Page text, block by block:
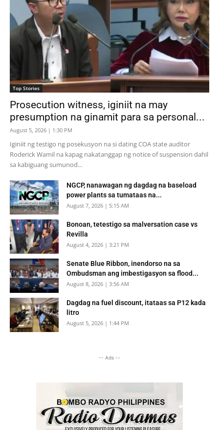
Top Stories
Prosecution witness, iginiit na may
presumption na ginamit para sa personal...
August 5, 2026 | 1:30 PM
Iginiit ng testigo ng posekusyon na si dating COA state auditor
Roderick Wamil na kapag nakatanggap ng notice of suspension dahil
sa kabiguang sumunod...
NGCP, nanawagan ng dagdag na baseload
power plants sa tumataas na...
August 7, 2026 | 5:15 AM
Bonoan, tetestigo sa malversation case vs
Revilla
August 4, 2026 | 3:21 PM
Senate Blue Ribbon, inendorso na sa
Ombudsman ang imbestigasyon sa flood...
August 8, 2026 | 3:56 AM
Dagdag na fuel discount, itataas sa P12 kada
litro
August 5, 2026 | 1:44 PM
-- Ads --